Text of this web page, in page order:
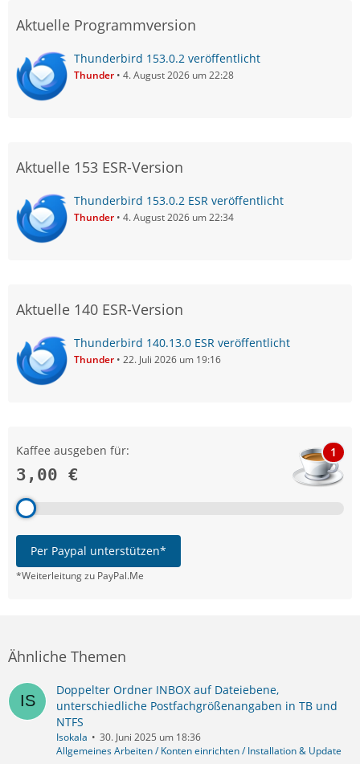
Aktuelle Programmversion
Thunderbird 153.0.2 veröffentlicht
Thunder 4. August 2026 um 22:28
Aktuelle 153 ESR-Version
Thunderbird 153.0.2 ESR veröffentlicht
Thunder 4. August 2026 um 22:34
Aktuelle 140 ESR-Version
Thunderbird 140.13.0 ESR veröffentlicht
Thunder 22. Juli 2026 um 19:16
Kaffee ausgeben für:
3,00 €
1
Per Paypal unterstützen*
*Weiterleitung zu PayPal.Me
Ähnliche Themen
Doppelter Ordner INBOX auf Dateiebene,
unterschiedliche Postfachgrößenangaben in TB und
NTFS
Isokala
30. Juni 2025 um 18:36
Allgemeines Arbeiten / Konten einrichten / Installation & Update